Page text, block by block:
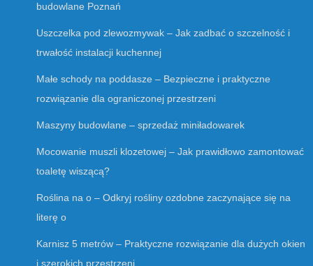
budowlane Poznań
Uszczelka pod zlewozmywak – Jak zadbać o szczelność i
trwałość instalacji kuchennej
Małe schody na poddasze – Bezpieczne i praktyczne
rozwiązanie dla ograniczonej przestrzeni
Maszyny budowlane – sprzedaż miniładowarek
Mocowanie muszli klozetowej – Jak prawidłowo zamontować
toaletę wiszącą?
Roślina na o – Odkryj rośliny ozdobne zaczynające się na
literę o
Karnisz 5 metrów – Praktyczne rozwiązanie dla dużych okien
i szerokich przestrzeni